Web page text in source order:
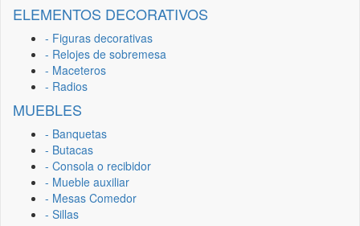
ELEMENTOS DECORATIVOS
- Figuras decorativas
- Relojes de sobremesa
- Maceteros
- Radios
MUEBLES
- Banquetas
- Butacas
- Consola o recibidor
- Mueble auxiliar
- Mesas Comedor
- Sillas